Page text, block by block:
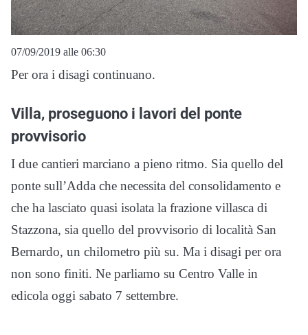
07/09/2019 alle 06:30
Per ora i disagi continuano.
Villa, proseguono i lavori del ponte
provvisorio
I due cantieri marciano a pieno ritmo. Sia quello del
ponte sull’Adda che necessita del consolidamento e
che ha lasciato quasi isolata la frazione villasca di
Stazzona, sia quello del provvisorio di località San
Bernardo, un chilometro più su. Ma i disagi per ora
non sono finiti. Ne parliamo su Centro Valle in
edicola oggi sabato 7 settembre.